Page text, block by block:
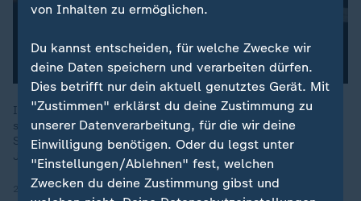
In Frankreich soll der Arzt Le Scouarnec knapp 300 Patienten
sexuell missbraucht haben, darunter viele Kinder.
Schuldbewusstsein: Fehlanzeige. Mehrere Stellen haben über
Jahrzehnte weggeschaut.
28.05.2025 | 2:14 min
von Inhalten zu ermöglichen.
Du kannst entscheiden, für welche Zwecke wir
deine Daten speichern und verarbeiten dürfen.
Dies betrifft nur dein aktuell genutztes Gerät. Mit
"Zustimmen" erklärst du deine Zustimmung zu
unserer Datenverarbeitung, für die wir deine
Einwilligung benötigen. Oder du legst unter
"Einstellungen/Ablehnen" fest, welchen
Zwecken du deine Zustimmung gibst und